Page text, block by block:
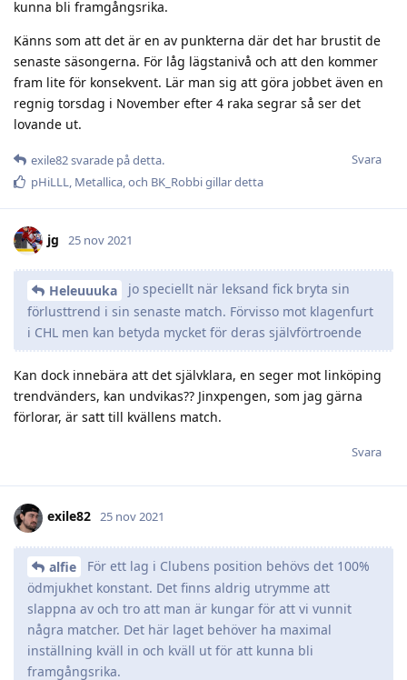
kunna bli framgångsrika.
Känns som att det är en av punkterna där det har brustit de
senaste säsongerna. För låg lägstanivå och att den kommer
fram lite för konsekvent. Lär man sig att göra jobbet även en
regnig torsdag i November efter 4 raka segrar så ser det
lovande ut.
Svara
exile82svarade på detta.
pHiLLL, Metallica, och BK_Robbigillar detta
jg 25 nov 2021
Heleuuuka
jo speciellt när leksand fick bryta sin
förlusttrend i sin senaste match. Förvisso mot klagenfurt
i CHL men kan betyda mycket för deras självförtroende
Kan dock innebära att det självklara, en seger mot linköping
trendvänders, kan undvikas?? Jinxpengen, som jag gärna
förlorar, är satt till kvällens match.
Svara
exile82 25 nov 2021
alfie
För ett lag i Clubens position behövs det 100%
ödmjukhet konstant. Det finns aldrig utrymme att
slappna av och tro att man är kungar för att vi vunnit
några matcher. Det här laget behöver ha maximal
inställning kväll in och kväll ut för att kunna bli
framgångsrika.